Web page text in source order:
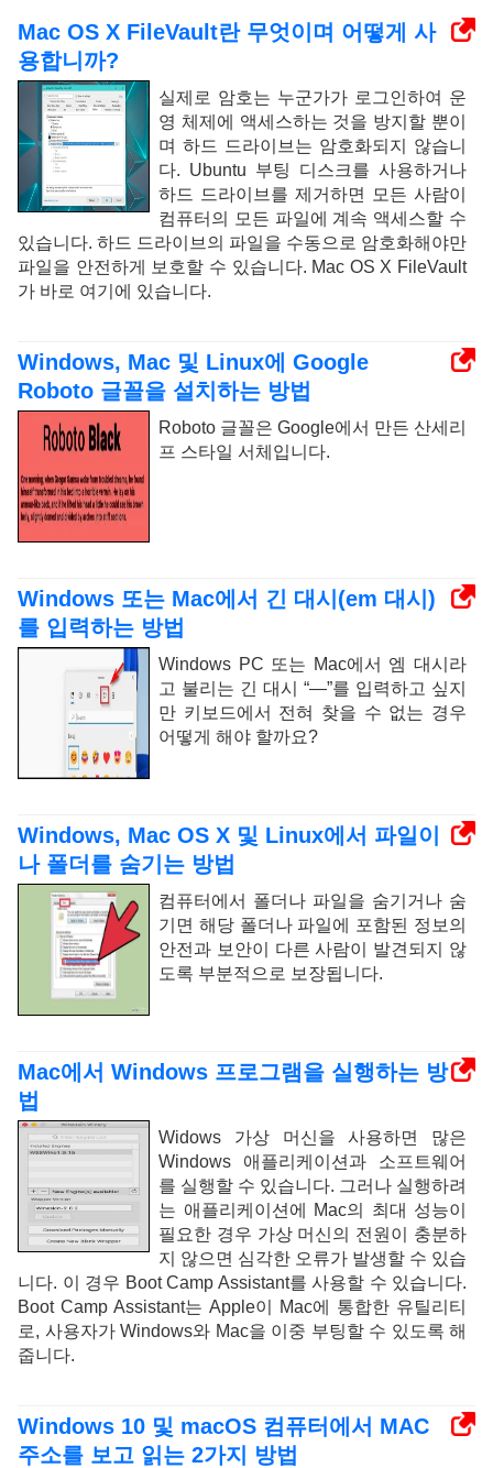
Mac OS X FileVault란 무엇이며 어떻게 사
용합니까?
실제로 암호는 누군가가 로그인하여 운
영 체제에 액세스하는 것을 방지할 뿐이
며 하드 드라이브는 암호화되지 않습니
다. Ubuntu 부팅 디스크를 사용하거나
하드 드라이브를 제거하면 모든 사람이
컴퓨터의 모든 파일에 계속 액세스할 수
있습니다. 하드 드라이브의 파일을 수동으로 암호화해야만
파일을 안전하게 보호할 수 있습니다. Mac OS X FileVault
가 바로 여기에 있습니다.
Windows, Mac 및 Linux에 Google
Roboto 글꼴을 설치하는 방법
Roboto 글꼴은 Google에서 만든 산세리
프 스타일 서체입니다.
Windows 또는 Mac에서 긴 대시(em 대시)
를 입력하는 방법
Windows PC 또는 Mac에서 엠 대시라
고 불리는 긴 대시 “—”를 입력하고 싶지
만 키보드에서 전혀 찾을 수 없는 경우
어떻게 해야 할까요?
Windows, Mac OS X 및 Linux에서 파일이
나 폴더를 숨기는 방법
컴퓨터에서 폴더나 파일을 숨기거나 숨
기면 해당 폴더나 파일에 포함된 정보의
안전과 보안이 다른 사람이 발견되지 않
도록 부분적으로 보장됩니다.
Mac에서 Windows 프로그램을 실행하는 방
법
Widows 가상 머신을 사용하면 많은
Windows 애플리케이션과 소프트웨어
를 실행할 수 있습니다. 그러나 실행하려
는 애플리케이션에 Mac의 최대 성능이
필요한 경우 가상 머신의 전원이 충분하
지 않으면 심각한 오류가 발생할 수 있습
니다. 이 경우 Boot Camp Assistant를 사용할 수 있습니다.
Boot Camp Assistant는 Apple이 Mac에 통합한 유틸리티
로, 사용자가 Windows와 Mac을 이중 부팅할 수 있도록 해
줍니다.
Windows 10 및 macOS 컴퓨터에서 MAC
주소를 보고 읽는 2가지 방법